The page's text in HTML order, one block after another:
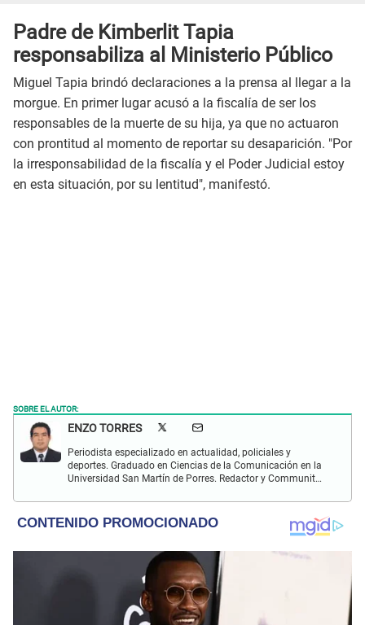
Padre de Kimberlit Tapia
responsabiliza al Ministerio Público
Miguel Tapia brindó declaraciones a la prensa al llegar a la
morgue. En primer lugar acusó a la fiscalía de ser los
responsables de la muerte de su hija, ya que no actuaron
con prontitud al momento de reportar su desaparición. "Por
la irresponsabilidad de la fiscalía y el Poder Judicial estoy
en esta situación, por su lentitud", manifestó.
SOBRE EL AUTOR:
ENZO TORRES
Periodista especializado en actualidad, policiales y
deportes. Graduado en Ciencias de la Comunicación en la
Universidad San Martín de Porres. Redactor y Communit
con política, fútbol peruano e internacional, economía,
coyuntura nacional y mundial.